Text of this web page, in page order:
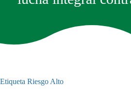
Etiqueta Riesgo Alto